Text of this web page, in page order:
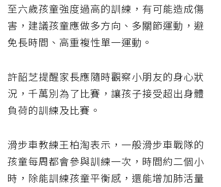
至六歲孩童強度過高的訓練，有可能造成傷
害，建議孩童應做多方向、多關節運動，避
免長時間、高重複性單一運動。
許韶芝提醒家長應隨時觀察小朋友的身心狀
況，千萬別為了比賽，讓孩子接受超出身體
負荷的訓練及比賽。
滑步車教練王柏淘表示，一般滑步車戰隊的
孩童每周都會參與訓練一次，時間約二個小
時，除能訓練孩童平衡感，還能增加肺活量